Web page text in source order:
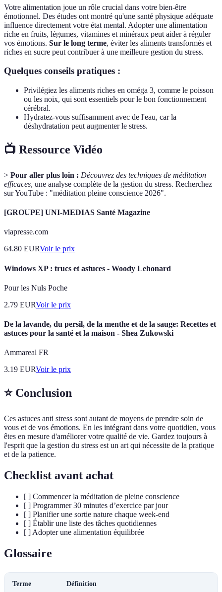
Votre alimentation joue un rôle crucial dans votre bien-être
émotionnel. Des études ont montré qu'une santé physique adéquate
influence directement votre état mental. Adopter une alimentation
riche en fruits, légumes, vitamines et minéraux peut aider à réguler
vos émotions. Sur le long terme, éviter les aliments transformés et
riches en sucre peut contribuer à une meilleure gestion du stress.
Quelques conseils pratiques :
Privilégiez les aliments riches en oméga 3, comme le poisson
ou les noix, qui sont essentiels pour le bon fonctionnement
cérébral.
Hydratez-vous suffisamment avec de l'eau, car la
déshydratation peut augmenter le stress.
📺 Ressource Vidéo
> Pour aller plus loin : Découvrez des techniques de méditation
efficaces, une analyse complète de la gestion du stress. Recherchez
sur YouTube : "méditation pleine conscience 2026".
[GROUPE] UNI-MEDIAS Santé Magazine
viapresse.com
64.80 EURVoir le prix
Windows XP : trucs et astuces - Woody Lehonard
Pour les Nuls Poche
2.79 EURVoir le prix
De la lavande, du persil, de la menthe et de la sauge: Recettes et
astuces pour la santé et la maison - Shea Zukowski
Ammareal FR
3.19 EURVoir le prix
⭐ Conclusion
Ces astuces anti stress sont autant de moyens de prendre soin de
vous et de vos émotions. En les intégrant dans votre quotidien, vous
êtes en mesure d'améliorer votre qualité de vie. Gardez toujours à
l'esprit que la gestion du stress est un art qui nécessite de la pratique
et de la patience.
Checklist avant achat
[ ] Commencer la méditation de pleine conscience
[ ] Programmer 30 minutes d’exercice par jour
[ ] Planifier une sortie nature chaque week-end
[ ] Établir une liste des tâches quotidiennes
[ ] Adopter une alimentation équilibrée
Glossaire
Terme Définition